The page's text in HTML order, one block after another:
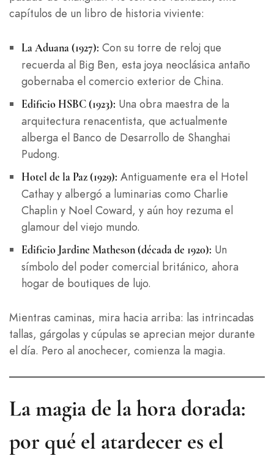
capítulos de un libro de historia viviente:
La Aduana (1927): Con su torre de reloj que
recuerda al Big Ben, esta joya neoclásica antaño
gobernaba el comercio exterior de China.
Edificio HSBC (1923): Una obra maestra de la
arquitectura renacentista, que actualmente
alberga el Banco de Desarrollo de Shanghai
Pudong.
Hotel de la Paz (1929): Antiguamente era el Hotel
Cathay y albergó a luminarias como Charlie
Chaplin y Noel Coward, y aún hoy rezuma el
glamour del viejo mundo.
Edificio Jardine Matheson (década de 1920): Un
símbolo del poder comercial británico, ahora
hogar de boutiques de lujo.
Mientras caminas, mira hacia arriba: las intrincadas
tallas, gárgolas y cúpulas se aprecian mejor durante
el día. Pero al anochecer, comienza la magia.
La magia de la hora dorada:
por qué el atardecer es el